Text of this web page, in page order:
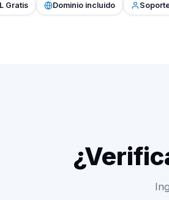
Gratis Dominio incluido